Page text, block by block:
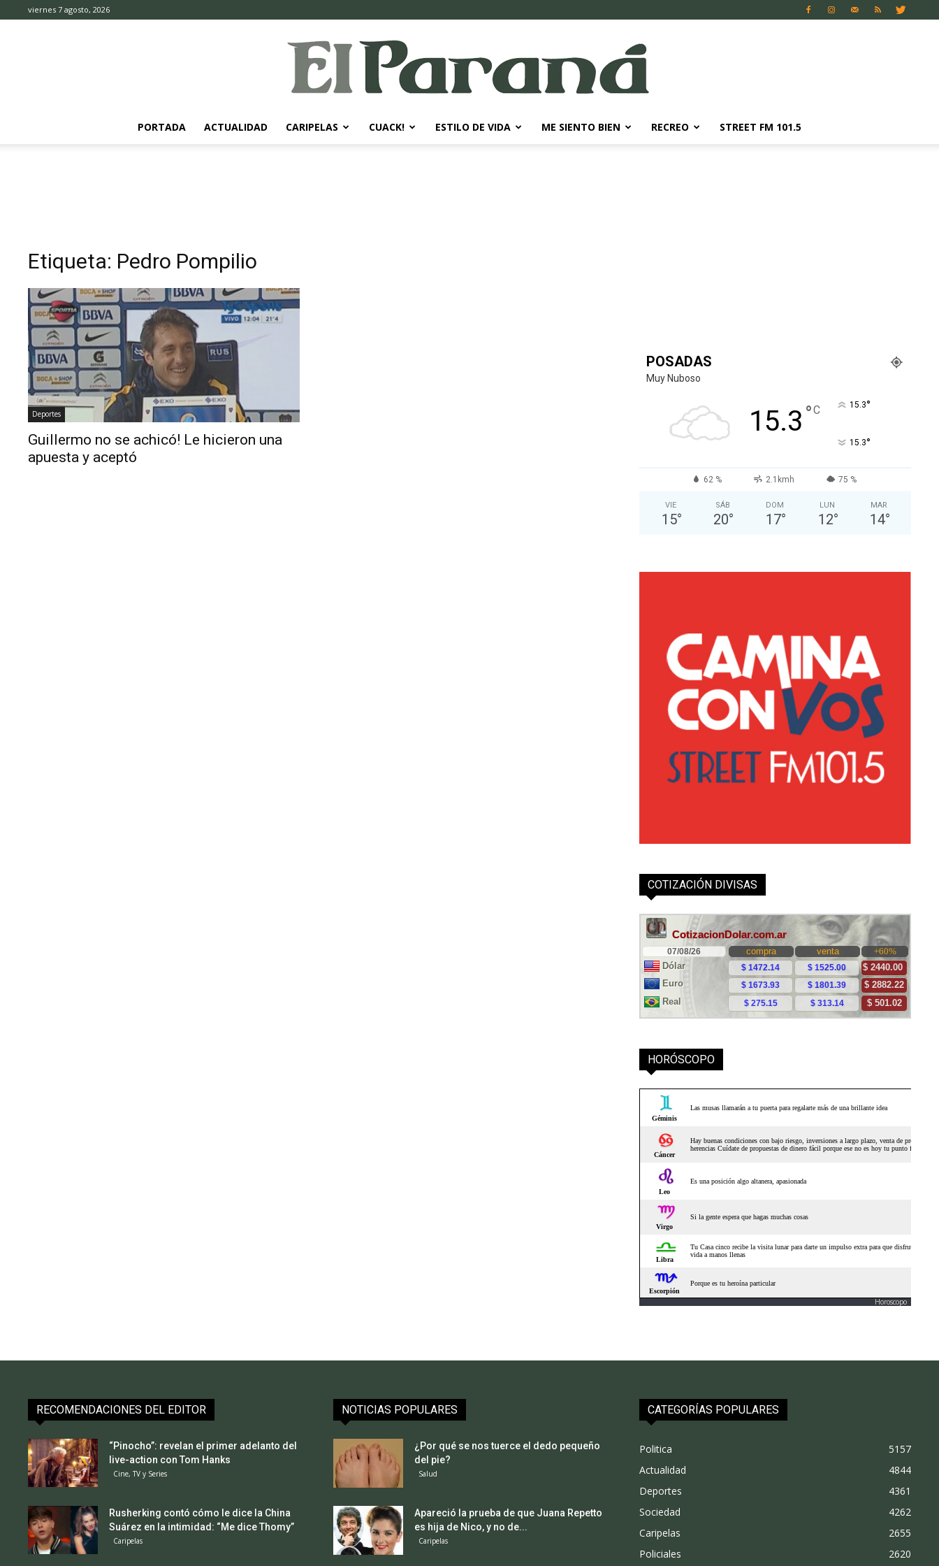
viernes 7 agosto, 2026
PORTADA ACTUALIDAD CARIPELAS CUACK! ESTILO DE VIDA ME SIENTO BIEN RECREO STREET FM 101.5
Etiqueta: Pedro Pompilio
Deportes
Guillermo no se achicó! Le hicieron una
apuesta y aceptó
POSADAS
Muy Nuboso
15.3 °C 15.3°
15.3°
62 % 2.1kmh 75 %
VIE
15°
SÁB
20°
DOM
17°
LUN
12°
MAR
14°
COTIZACIÓN DIVISAS
HORÓSCOPO
Horoscopo
RECOMENDACIONES DEL EDITOR
“Pinocho”: revelan el primer adelanto del
live-action con Tom Hanks
Cine, TV y Series
Rusherking contó cómo le dice la China
Suárez en la intimidad: “Me dice Thomy”
Caripelas
NOTICIAS POPULARES
¿Por qué se nos tuerce el dedo pequeño
del pie?
Salud
Apareció la prueba de que Juana Repetto
es hija de Nico, y no de...
Caripelas
CATEGORÍAS POPULARES
Politica
5157
Actualidad
4844
Deportes
4361
Sociedad
4262
Caripelas
2655
Policiales
2620